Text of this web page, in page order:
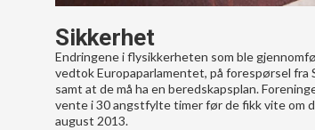
Sikkerhet
Endringene i flysikkerheten som ble
vedtok Europaparlamentet, på forespørsel
samt at de må ha en beredskapsplan.
vente i 30 angstfylte timer før de fikk vite om
august 2013.